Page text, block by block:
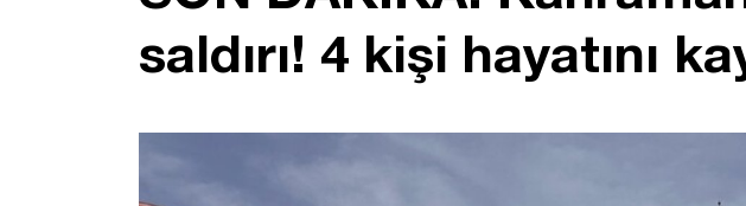
saldırı! 4 kişi hayatını